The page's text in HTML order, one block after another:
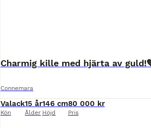
Charmig kille med hjärta av
Connemara
Valack
Kön
15 år
Ålder
146 cm
Höjd
80 000 kr
Pris